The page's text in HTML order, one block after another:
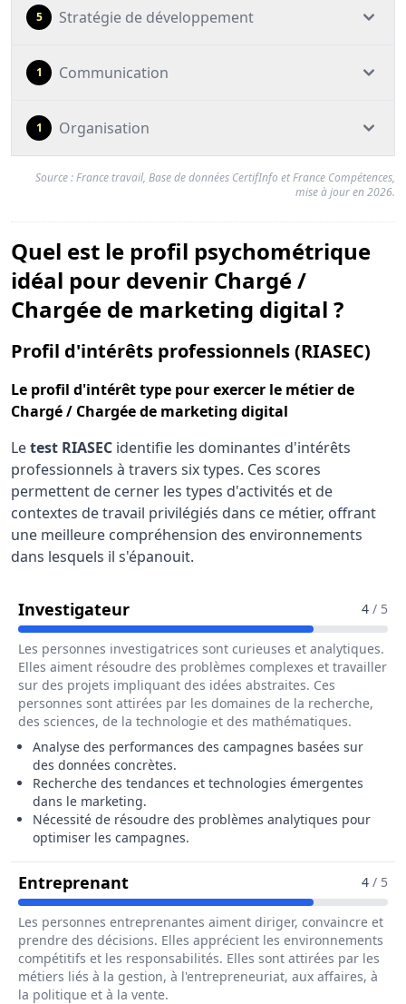
5 Stratégie de développement
1 Communication
1 Organisation
Source : France travail, Base de données CertifInfo et France Compétences,
mise à jour en 2026.
Quel est le profil psychométrique
idéal pour devenir Chargé /
Chargée de marketing digital ?
Profil d'intérêts professionnels (RIASEC)
Le profil d'intérêt type pour exercer le métier de
Chargé / Chargée de marketing digital
Letest RIASEC identifie les dominantes d'intérêts
professionnels à travers six types. Ces scores
permettent de cerner les types d'activités et de
contextes de travail privilégiés dans ce métier, offrant
une meilleure compréhension des environnements
dans lesquels il s'épanouit.
InvestigateurPour Le Métier De Chargé / 4 / 5
Les personnes investigatrices sont curieuses et analytiques.
Elles aiment résoudre des problèmes complexes et travailler
sur des projets impliquant des idées abstraites. Ces
personnes sont attirées par les domaines de la recherche,
des sciences, de la technologie et des mathématiques.
Analyse des performances des campagnes basées sur
des données concrètes.
Recherche des tendances et technologies émergentes
dans le marketing.
Nécessité de résoudre des problèmes analytiques pour
optimiser les campagnes.
EntreprenantPour Le Métier De Chargé / 4 / 5
Les personnes entreprenantes aiment diriger, convaincre et
prendre des décisions. Elles apprécient les environnements
compétitifs et les responsabilités. Elles sont attirées par les
métiers liés à la gestion, à l'entrepreneuriat, aux affaires, à
la politique et à la vente.